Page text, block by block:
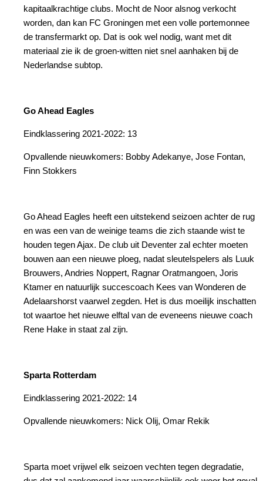
kapitaalkrachtige clubs. Mocht de Noor alsnog verkocht
worden, dan kan FC Groningen met een volle portemonnee
de transfermarkt op. Dat is ook wel nodig, want met dit
materiaal zie ik de groen-witten niet snel aanhaken bij de
Nederlandse subtop.
Go Ahead Eagles
Eindklassering 2021-2022: 13
Opvallende nieuwkomers: Bobby Adekanye, Jose Fontan,
Finn Stokkers
Go Ahead Eagles heeft een uitstekend seizoen achter de rug
en was een van de weinige teams die zich staande wist te
houden tegen Ajax. De club uit Deventer zal echter moeten
bouwen aan een nieuwe ploeg, nadat sleutelspelers als Luuk
Brouwers, Andries Noppert, Ragnar Oratmangoen, Joris
Ktamer en natuurlijk succescoach Kees van Wonderen de
Adelaarshorst vaarwel zegden. Het is dus moeilijk inschatten
tot waartoe het nieuwe elftal van de eveneens nieuwe coach
Rene Hake in staat zal zijn.
Sparta Rotterdam
Eindklassering 2021-2022: 14
Opvallende nieuwkomers: Nick Olij, Omar Rekik
Sparta moet vrijwel elk seizoen vechten tegen degradatie,